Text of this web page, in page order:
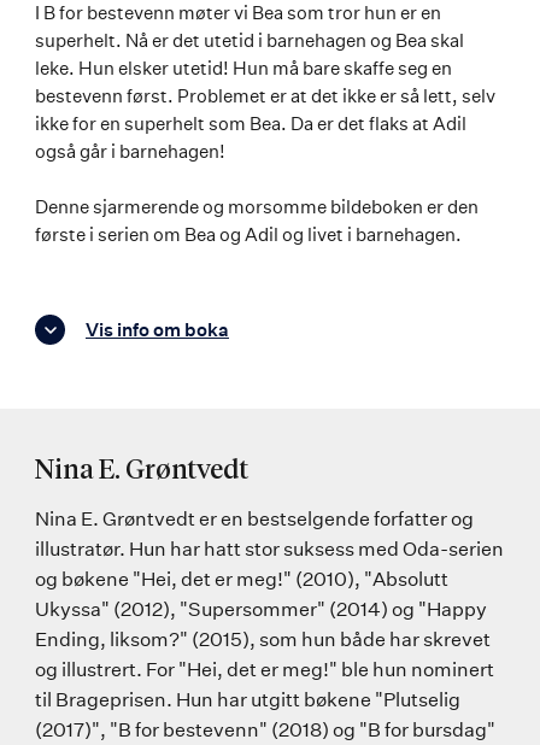
I B for bestevenn møter vi Bea som tror hun er en
superhelt. Nå er det utetid i barnehagen og Bea skal
leke. Hun elsker utetid! Hun må bare skaffe seg en
bestevenn først. Problemet er at det ikke er så lett, selv
ikke for en superhelt som Bea. Da er det flaks at Adil
også går i barnehagen!
Denne sjarmerende og morsomme bildeboken er den
første i serien om Bea og Adil og livet i barnehagen.
Vis info om boka
Nina E. Grøntvedt
Nina E. Grøntvedt er en bestselgende forfatter og
illustratør. Hun har hatt stor suksess med Oda-serien
og bøkene "Hei, det er meg!" (2010), "Absolutt
Ukyssa" (2012), "Supersommer" (2014) og "Happy
Ending, liksom?" (2015), som hun både har skrevet
og illustrert. For "Hei, det er meg!" ble hun nominert
til Brageprisen. Hun har utgitt bøkene "Plutselig
(2017)", "B for bestevenn" (2018) og "B for bursdag"